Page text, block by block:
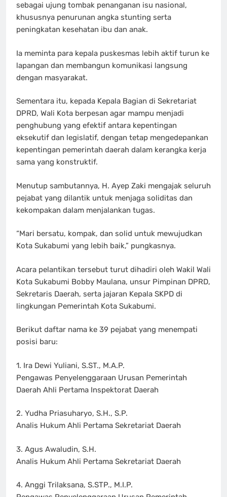
sebagai ujung tombak penanganan isu nasional,
khususnya penurunan angka stunting serta
peningkatan kesehatan ibu dan anak.
Ia meminta para kepala puskesmas lebih aktif turun ke
lapangan dan membangun komunikasi langsung
dengan masyarakat.
Sementara itu, kepada Kepala Bagian di Sekretariat
DPRD, Wali Kota berpesan agar mampu menjadi
penghubung yang efektif antara kepentingan
eksekutif dan legislatif, dengan tetap mengedepankan
kepentingan pemerintah daerah dalam kerangka kerja
sama yang konstruktif.
Menutup sambutannya, H. Ayep Zaki mengajak seluruh
pejabat yang dilantik untuk menjaga soliditas dan
kekompakan dalam menjalankan tugas.
“Mari bersatu, kompak, dan solid untuk mewujudkan
Kota Sukabumi yang lebih baik,” pungkasnya.
Acara pelantikan tersebut turut dihadiri oleh Wakil Wali
Kota Sukabumi Bobby Maulana, unsur Pimpinan DPRD,
Sekretaris Daerah, serta jajaran Kepala SKPD di
lingkungan Pemerintah Kota Sukabumi.
Berikut daftar nama ke 39 pejabat yang menempati
posisi baru:
1. Ira Dewi Yuliani, S.ST., M.A.P.
Pengawas Penyelenggaraan Urusan Pemerintah
Daerah Ahli Pertama Inspektorat Daerah
2. Yudha Priasuharyo, S.H., S.P.
Analis Hukum Ahli Pertama Sekretariat Daerah
3. Agus Awaludin, S.H.
Analis Hukum Ahli Pertama Sekretariat Daerah
4. Anggi Trilaksana, S.STP., M.I.P.